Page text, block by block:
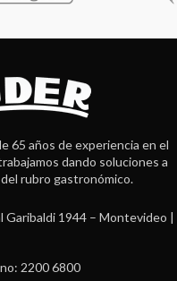
65 años de experiencia en el
dando soluciones a
rubro gastronómico.
Garibaldi 1944 – Montevideo |
2200 6800